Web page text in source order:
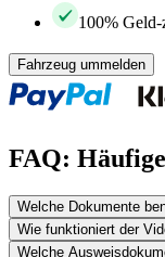
100%
Fahrzeug ummelden
FAQ:
Welche Dokumente
Wie funktioniert der
Welche